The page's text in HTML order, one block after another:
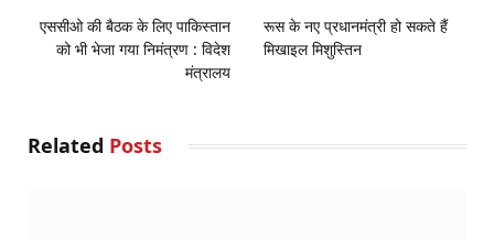
एससीओ की बैठक के लिए पाकिस्तान
को भी भेजा गया निमंत्रण : विदेश
मंत्रालय
रूस के नए प्रधानमंत्री हो सकते हैं
मिखाइल मिशुस्तिन
Related Posts